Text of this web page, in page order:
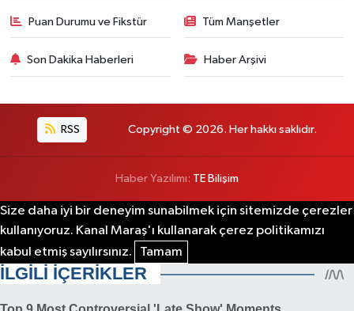
Puan Durumu ve Fikstür Tüm Manşetler
Son Dakika Haberleri Haber Arşivi
RSS Copyright © 2026. Her hakkı saklıdır.
Haber Yazılımı: TE Bilişim
Size daha iyi bir deneyim sunabilmek için sitemizde çerezler
kullanıyoruz. Kanal Maraş'ı kullanarak çerez politikamızı
kabul etmiş sayılırsınız.
Tamam